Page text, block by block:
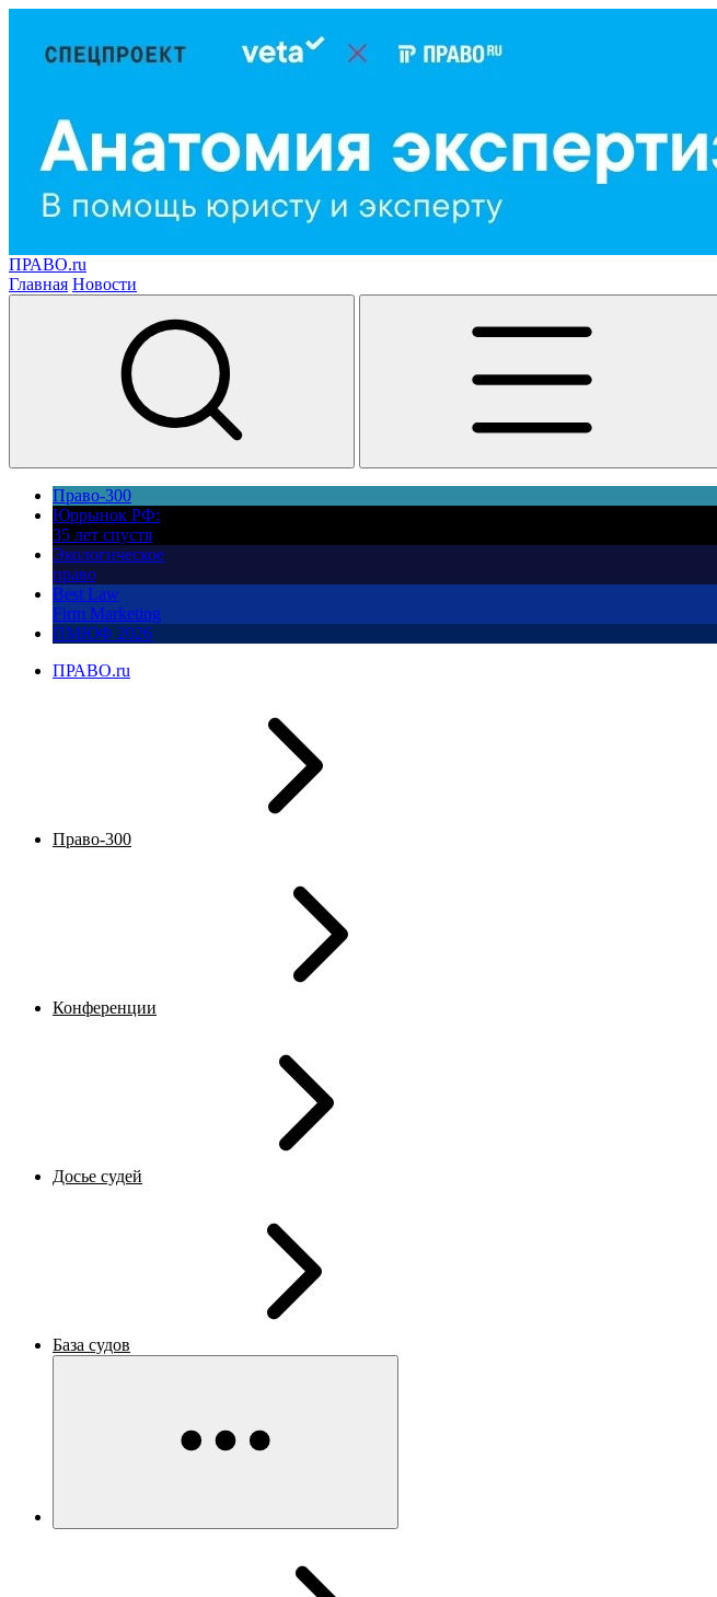
ПРАВО.ru
Главная Новости
Право-300
Юррынок РФ:
35 лет спустя
Экологическое
право
Best Law
Firm Marketing
ПМЮФ 2026
ПРАВО.ru
Право-300
Конференции
Досье судей
База судов